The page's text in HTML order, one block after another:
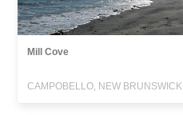
Mill Cove
CAMPOBELLO, NEW BRUNSWICK